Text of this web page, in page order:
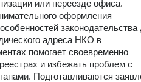
обслуживание. Работаю на
дело до конца!
или переезде офиса.
оформления
законодательства
адреса НКО в
помогает своевременно
и избежать проблем с
Подготавливаются